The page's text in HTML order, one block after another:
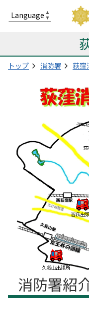
トップ 消防署 荻窪
消防署紹